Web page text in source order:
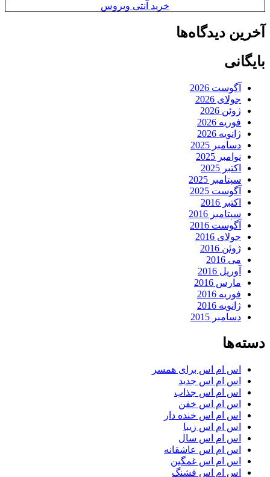
خرید آنتی ویروس
آخرین دیدگاه‌ها
بایگانی
آگوست 2026
جولای 2026
ژوئن 2026
فوریه 2026
ژانویه 2026
دسامبر 2025
نوامبر 2025
اکتبر 2025
سپتامبر 2025
آگوست 2025
اکتبر 2016
سپتامبر 2016
آگوست 2016
جولای 2016
ژوئن 2016
می 2016
آوریل 2016
مارس 2016
فوریه 2016
ژانویه 2016
دسامبر 2015
دسته‌ها
اس ام اس برای همسر
اس ام اس جدید
اس ام اس جذاب
اس ام اس خفن
اس ام اس خنده دار
اس ام اس زیبا
اس ام اس سال
اس ام اس عاشقانه
اس ام اس غمگین
اس ام اس قشنگ